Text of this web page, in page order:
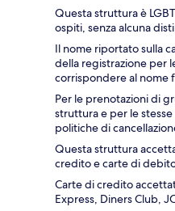
Questa struttura è
ospiti, senza alcuna
Il nome riportato sulla
della registrazione per
corrispondere al nome
Per le prenotazioni di
struttura e per le
politiche di
Questa struttura
credito e carte di
Carte di credito
Express, Diners Club,